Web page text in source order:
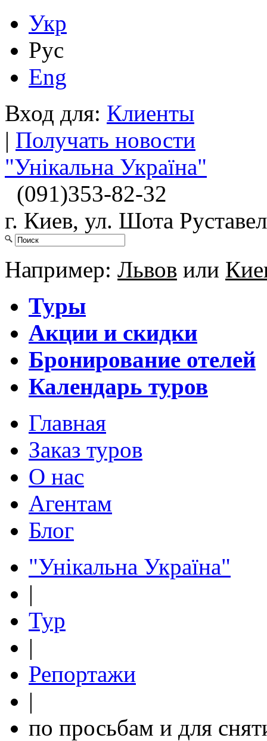
Укр
Рус
Eng
Вход для: Клиенты
| Получать новости
"Унікальна Україна"
(091)353-82-32
г. Киев, ул. Шота
Например: Львов или
Туры
Акции и скидки
Бронирование отелей
Календарь туров
Главная
Заказ туров
О нас
Агентам
Блог
"Унікальна Україна"
|
Тур
|
Репортажи
|
по просьбам и для